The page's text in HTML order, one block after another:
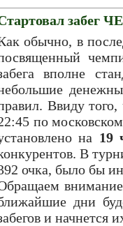
забег
обычно, в
вполне
Ввиду
по
на 19
В
очка, было бы
внимание
дни
и начнется